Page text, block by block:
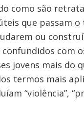
como são
que passam
ou
com
jovens mais do
termos mais
“violência”,